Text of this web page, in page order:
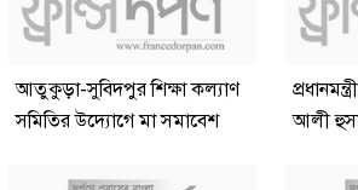
আতুকুড়া-সুবিদপুর শিক্ষা কল্যাণ
সমিতির উদ্যোগে মা সমাবেশ
আলী